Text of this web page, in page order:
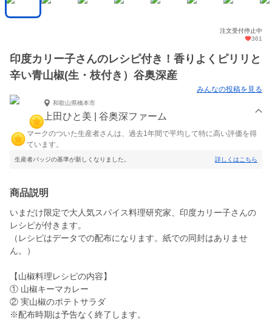
注文受付停止中
361
印度カリー子さんのレシピ付き！香りよくピリリと
辛い青山椒(生・枝付き）谷奥深産
みんなの投稿を見る
和歌山県橋本市
上田ひと美 | 谷奥深ファーム
マークのついた生産者さんは、過去1年間で平均して特に高い評価を得
ています。
生産者バッジの基準が新しくなりました。 詳しくはこちら
商品説明
いまだけ限定で大人気スパイス料理研究家、印度カリー子さんの
レシピが付きます。
（レシピはデータでの配布になります。紙での同封はありませ
ん。）
【山椒料理レシピの内容】
① 山椒キーマカレー
② 実山椒のポテトサラダ
※配布時期は予告なく終了します。